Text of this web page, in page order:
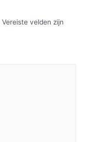
Vereiste velden zijn